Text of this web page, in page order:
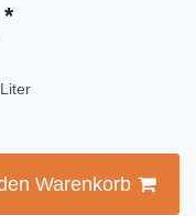
*
Warenkorb